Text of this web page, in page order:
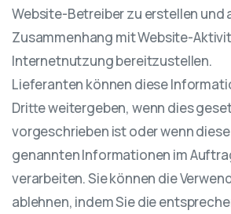
Website-Betreiber zu erstellen und
Zusammenhang mit Website-
Internetnutzung bereitzustellen.
Lieferanten können diese
Dritte weitergeben, wenn dies
vorgeschrieben ist oder wenn
genannten Informationen im
verarbeiten. Sie können die
ablehnen, indem Sie die